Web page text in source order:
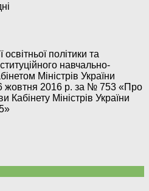
політики та
навчально-
Міністрів України
жовтня 2016 р. за № 753 «Про
Кабінету Міністрів України